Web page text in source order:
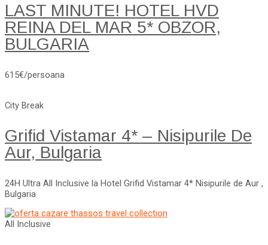
LAST MINUTE! HOTEL HVD
REINA DEL MAR 5* OBZOR,
BULGARIA
615€/persoana
City Break
Grifid Vistamar 4* – Nisipurile De
Aur, Bulgaria
24H Ultra All Inclusive la Hotel Grifid Vistamar 4* Nisipurile de Aur ,
Bulgaria
All Inclusive